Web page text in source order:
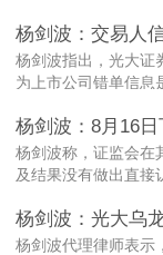
杨剑波：交易人
杨剑波指出，光大证
为上市公司错单信息
杨剑波：8月16
杨剑波称，证监会在
及结果没有做出直接
杨剑波：光大乌
杨剑波代理律师表示